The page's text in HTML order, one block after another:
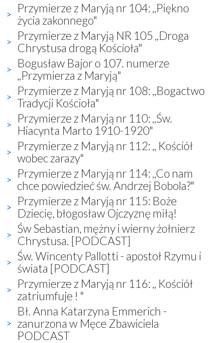
Przymierze z Maryją nr 104: ,,Piękno
życia zakonnego"
Przymierze z Maryją NR 105 ,,Droga
Chrystusa drogą Kościoła"
Bogusław Bajor o 107. numerze
,,Przymierza z Maryją"
Przymierze z Maryją nr 108: ,,Bogactwo
Tradycji Kościoła"
Przymierze z Maryją nr 110: ,,Św.
Hiacynta Marto 1910-1920"
Przymierze z Maryją nr 112: ,, Kościół
wobec zarazy"
Przymierze z Maryją nr 114: ,,Co nam
chce powiedzieć św. Andrzej Bobola?"
Przymierze z Maryją nr 115: Boże
Dziecię, błogosław Ojczyznę miłą!
Św Sebastian, mężny i wierny żołnierz
Chrystusa. [PODCAST]
Św. Wincenty Pallotti - apostoł Rzymu i
świata [PODCAST]
Przymierze z Maryją nr 116: ,, Kościół
zatriumfuje ! "
Bł. Anna Katarzyna Emmerich -
zanurzona w Męce Zbawiciela
PODCAST